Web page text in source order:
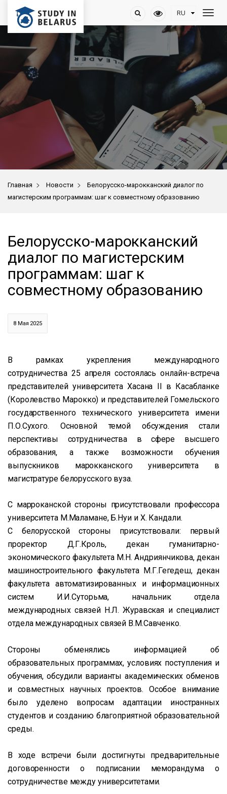
Главная > Новости >
Белорусско-марокканский диалог по
магистерским программам: шаг к совместному образованию
Белорусско-марокканский
диалог по магистерским
программам: шаг к
совместному образованию
8 Мая 2025
В рамках укрепления международного
сотрудничества 25 апреля состоялась онлайн-встреча
представителей университета Хасана II в Касабланке
(Королевство Марокко) и представителей Гомельского
государственного технического университета имени
П.О.Сухого. Основной темой обсуждения стали
перспективы сотрудничества в сфере высшего
образования, а также возможности обучения
выпускников марокканского университета в
магистратуре белорусского вуза.
С марроканской стороны присутствовали профессора
университета М.Маламане, Б.Нуи и Х. Кандали.
С белорусской стороны присутствовали: первый
проректор Д.Г.Кроль, декан гуманитарно-
экономического факультета М.Н. Андриянчикова, декан
машиностроительного факультета М.Г.Гегедеш, декан
факультета автоматизированных и информационных
систем И.И.Суторьма, начальник отдела
международных связей Н.Л. Журавская и специалист
отдела международных связей В.М.Савченко.
Стороны обменялись информацией об
образовательных программах, условиях поступления и
обучения, обсудили варианты академических обменов
и совместных научных проектов. Особое внимание
было уделено вопросам адаптации иностранных
студентов и созданию благоприятной образовательной
среды.
В ходе встречи были достигнуты предварительные
договоренности о подписании меморандума о
сотрудничестве между университетами.